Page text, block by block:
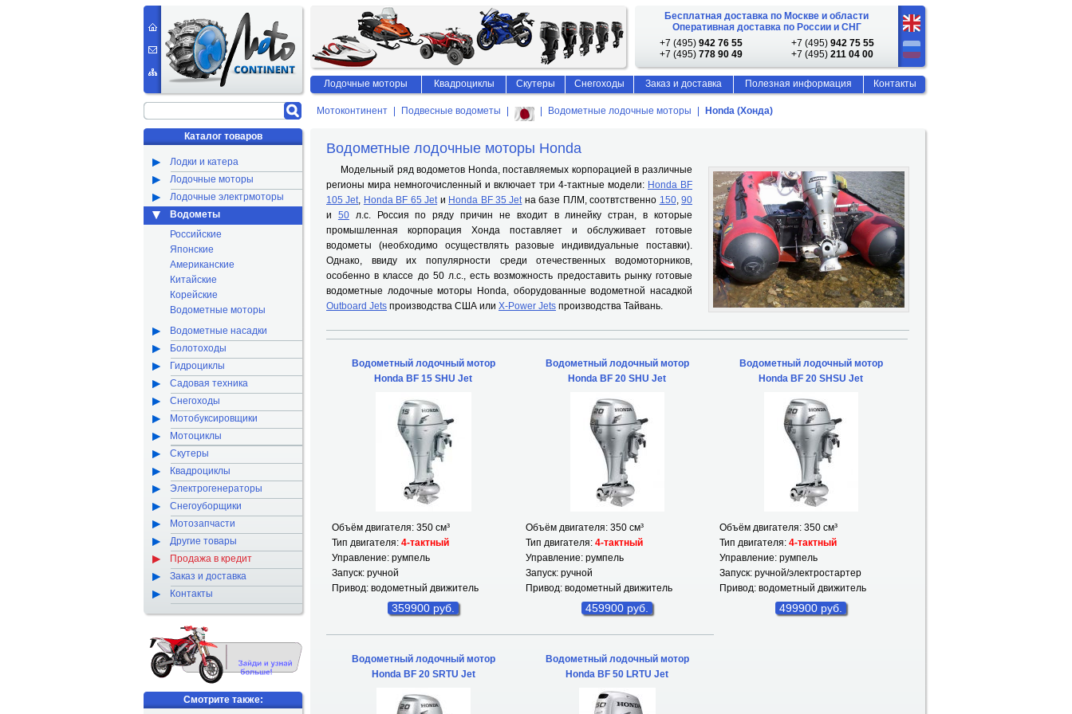
Мотоконтинент Подвесные водометы Водометные лодочные моторы Honda (Хонда)
Водометные лодочные моторы Honda
Модельный ряд водометов Honda, поставляемых корпорацией в различные
регионы мира немногочисленный и включает три 4-тактные модели: Honda BF
105 Jet, Honda BF 65 Jetи Honda BF 35 Jetна базе ПЛМ, соотвтственно 150, 90
и 50л.с. Россия по ряду причин не входит в линейку стран, в которые
промышленная корпорация Хонда поставляет и обслуживает готовые
водометы (необходимо осуществлять разовые индивидуальные поставки).
Однако, ввиду их популярности среди отечественных водомоторников,
особенно в классе до 50 л.с., есть возможность предоставить рынку готовые
водометные лодочные моторы Honda, оборудованные водометной насадкой
Outboard Jets производства США или X-Power Jets производства Тайвань.
Водометный лодочный мотор
Honda BF 15 SHU Jet
Объём двигателя: 350 см³
Тип двигателя: 4-тактный
Управление: румпель
Запуск: ручной
Привод: водометный движитель
359900 руб.
Водометный лодочный мотор
Honda BF 20 SHU Jet
Объём двигателя: 350 см³
Тип двигателя: 4-тактный
Управление: румпель
Запуск: ручной
Привод: водометный движитель
459900 руб.
Водометный лодочный мотор
Honda BF 20 SHSU Jet
Объём двигателя: 350 см³
Тип двигателя: 4-тактный
Управление: румпель
Запуск: ручной/электростартер
Привод: водометный движитель
499900 руб.
Водометный лодочный мотор
Honda BF 20 SRTU Jet
Водометный лодочный мотор
Honda BF 50 LRTU Jet
Каталог товаров
Лодки и катера
Лодочные моторы
Лодочные электрмоторы
Водометы
Российские
Японские
Американские
Китайские
Корейские
Водометные моторы
Водометные насадки
Болотоходы
Гидроциклы
Садовая техника
Снегоходы
Мотобуксировщики
Мотоциклы
Скутеры
Квадроциклы
Электрогенераторы
Снегоуборщики
Мотозапчасти
Другие товары
Продажа в кредит
Заказ и доставка
Контакты
Смотрите также:
Бесплатная доставка по Москве и области
Оперативная доставка по России и СНГ
+7 (495) 942 76 55 +7 (495) 942 75 55
+7 (495) 778 90 49 +7 (495) 211 04 00
Лодочные моторы Квадроциклы Скутеры Снегоходы Заказ и доставка Полезная информация Контакты